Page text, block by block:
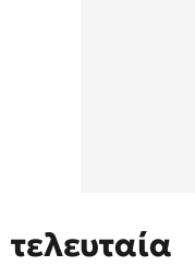
τελευταία